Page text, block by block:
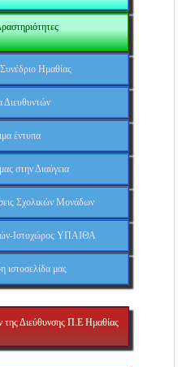
Ημαθίας
Διευθυντών
έντυπα
στην Διαύγεια
Σχολικών Μονάδων
Ιστοχώρος ΥΠΑΙΘΑ
ιστοσελίδα μας
της Διεύθυνσης Π.Ε Ημαθίας